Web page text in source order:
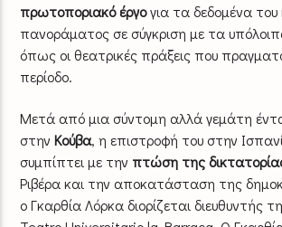
πρωτοποριακό έργογια τα δεδομένα του
πανοράματος σε σύγκριση με τα
όπως οι θεατρικές πράξεις που
περίοδο.
Μετά από μια σύντομη αλλά γεμάτη
στηνΚούβα, η επιστροφή του στην
συμπίπτει με την πτώση της
Ριβέρα και την αποκατάσταση της
ο Γκαρθία Λόρκα διορίζεται διευθυντής